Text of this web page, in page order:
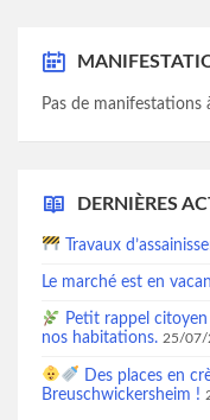
Pas de manifestations
DERNIÈRES
Travaux
Le marché est en
Petit rappel
nos habitations. 25/07/
Des places en
Breuschwickersheim !